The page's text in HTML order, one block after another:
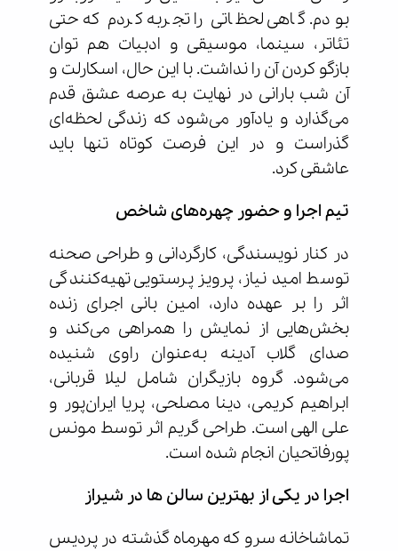
بودم. گاهی لحظاتی را تجربه کردم که حتی
تئاتر، سینما، موسیقی و ادبیات هم توان
بازگو کردن آن را نداشت. با این حال، اسکارلت و
آن شب بارانی در نهایت به عرصه عشق قدم
می‌گذارد و یادآور می‌شود که زندگی لحظه‌ای
گذراست و در این فرصت کوتاه تنها باید
عاشقی کرد.
تیم اجرا و حضور چهره‌های شاخص
در کنار نویسندگی، کارگردانی و طراحی صحنه
توسط امید نیاز، پرویز پرستویی تهیه‌کنندگی
اثر را بر عهده دارد، امین بانی اجرای زنده
بخش‌هایی از نمایش را همراهی می‌کند و
صدای گلاب آدینه به‌عنوان راوی شنیده
می‌شود. گروه بازیگران شامل لیلا قربانی،
ابراهیم کریمی، دینا مصلحی، پریا ایران‌پور و
علی الهی است. طراحی گریم اثر توسط مونس
پورفاتحیان انجام شده است.
اجرا در یکی از بهترین سالن ها در شیراز
تماشاخانه سرو که مهرماه گذشته در پردیس